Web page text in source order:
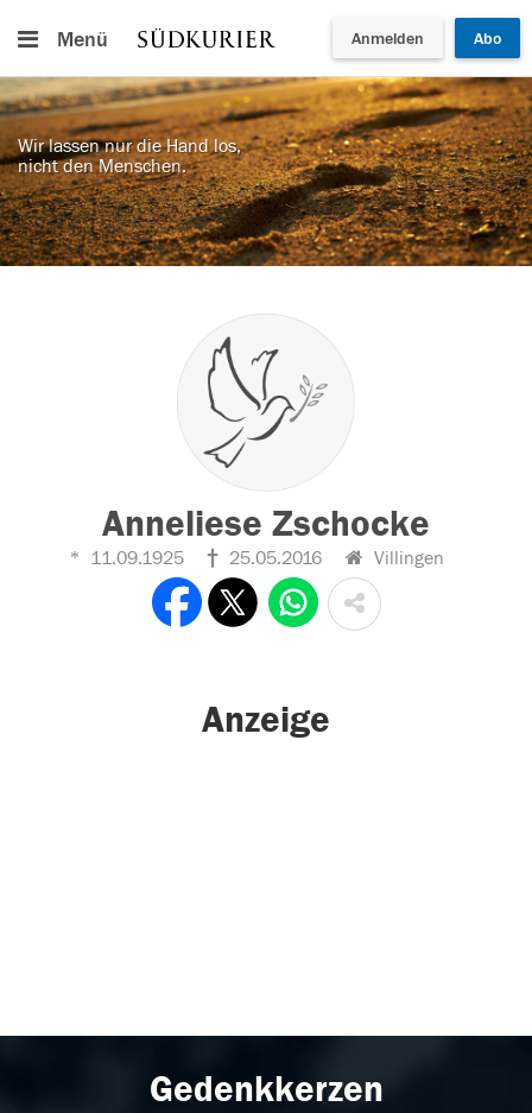
Menü Anmelden Abo
Wir lassen nur die Hand los,
nicht den Menschen.
Anneliese Zschocke
11.09.1925 25.05.2016 Villingen
Anzeige
Gedenkkerzen